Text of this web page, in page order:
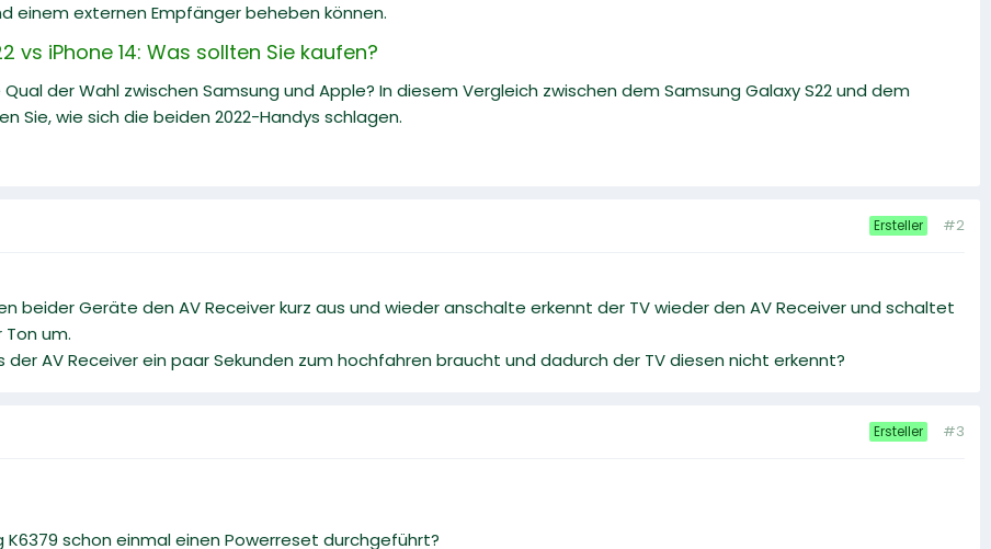
einem externen Empfänger beheben können.
vs iPhone 14: Was sollten Sie kaufen?
Qual der Wahl zwischen Samsung und Apple? In diesem Vergleich zwischen dem Samsung Galaxy S22 und dem
Sie, wie sich die beiden 2022-Handys schlagen.
Ersteller #2
beider Geräte den AV Receiver kurz aus und wieder anschalte erkennt der TV wieder den AV Receiver und schaltet
um.
AV Receiver ein paar Sekunden zum hochfahren braucht und dadurch der TV diesen nicht erkennt?
Ersteller #3
schon einmal einen Powerreset durchgeführt?